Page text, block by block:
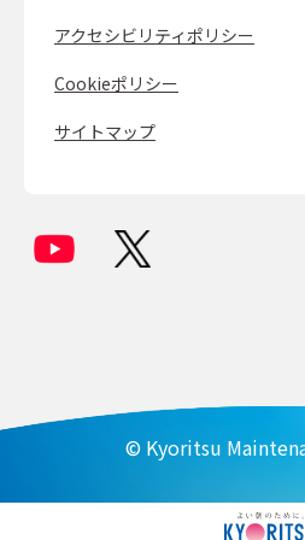
アクセシビリティポリシー
Cookieポリシー
サイトマップ
© Kyoritsu